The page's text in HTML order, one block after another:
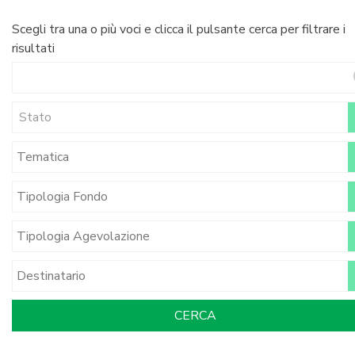
Scegli tra una o più voci e clicca il pulsante cerca per filtrare i
risultati
Stato